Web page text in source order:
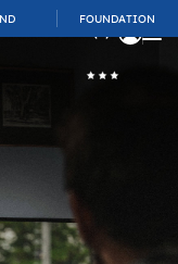
FOUNDATION